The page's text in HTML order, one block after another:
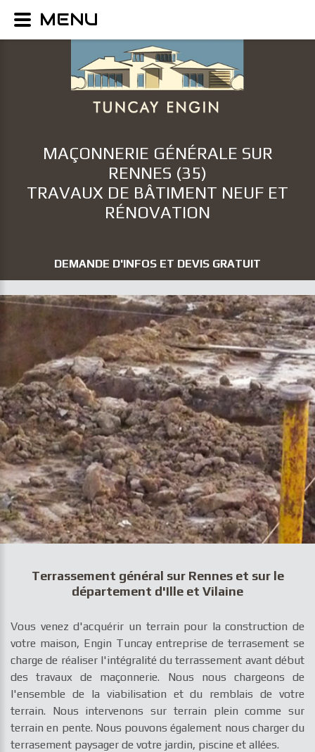
MAÇONNERIE GÉNÉRALE SUR
RENNES (35)
TRAVAUX DE BÂTIMENT NEUF ET
RÉNOVATION
DEMANDE D'INFOS ET DEVIS GRATUIT
Terrassement général sur Rennes et sur le
département d'Ille et Vilaine
Vous venez d'acquérir un terrain pour la construction de
votre maison, Engin Tuncay entreprise de terrasement se
charge de réaliser l'intégralité du terrassement avant début
des travaux de maçonnerie. Nous nous chargeons de
l'ensemble de la viabilisation et du remblais de votre
terrain. Nous intervenons sur terrain plein comme sur
terrain en pente. Nous pouvons également nous charger du
terrasement paysager de votre jardin, piscine et allées.
MENU